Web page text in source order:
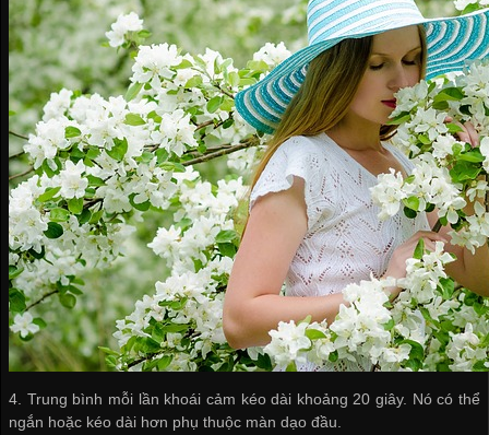
4. Trung bình mỗi lần khoái cảm kéo dài khoảng 20 giây. Nó có thể
ngắn hoặc kéo dài hơn phụ thuộc màn dạo đầu.